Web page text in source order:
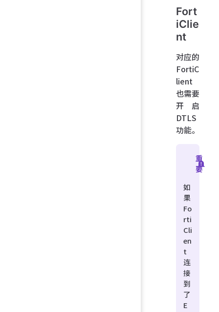
Fort
iClie
nt
对应的
FortiC
lient
也需要
开启
DTLS
功能。
重
要
如
果
Fo
rti
Cli
en
t
连
接
到
了
E